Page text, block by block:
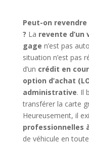
Peut-on
? La revente d’un
gage n’est pas
situation n’est pas
d’un crédit en
option d’achat
administrative. Il
transférer la carte
Heureusement, il
professionnelles
de véhicule en